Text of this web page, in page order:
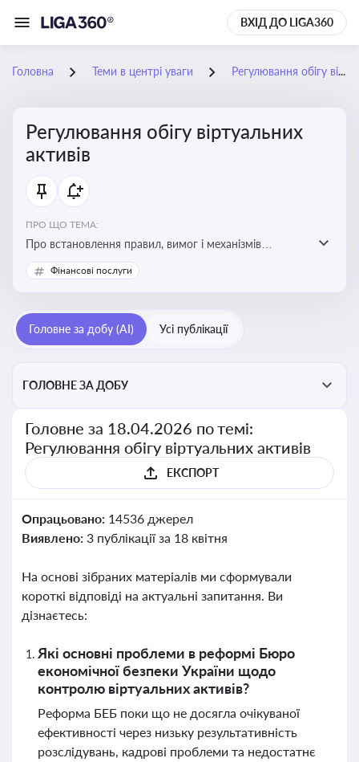
ВХІД ДО LIGA360
Головна Теми в центрі уваги Регулювання обігу віртуальних активів
Регулювання обігу віртуальних
активів
ПРО ЩО ТЕМА:
Про встановлення правил, вимог і механізмів
контролю за використанням, обігом та
оподаткуванням віртуальних активів, таких як
Фінансові послуги
Головне за добу (AI) Усі публікації
ГОЛОВНЕ ЗА ДОБУ
Головне за 18.04.2026 по темі:
Регулювання обігу віртуальних активів
ЕКСПОРТ
Опрацьовано: 14536 джерел
Виявлено: 3 публікації за 18 квітня
На основі зібраних матеріалів ми сформували
короткі відповіді на актуальні запитання. Ви
дізнаєтесь:
Які основні проблеми в реформі Бюро
економічної безпеки України щодо
контролю віртуальних активів?
Реформа БЕБ поки що не досягла очікуваної
ефективності через низьку результативність
розслідувань, кадрові проблеми та недостатнє